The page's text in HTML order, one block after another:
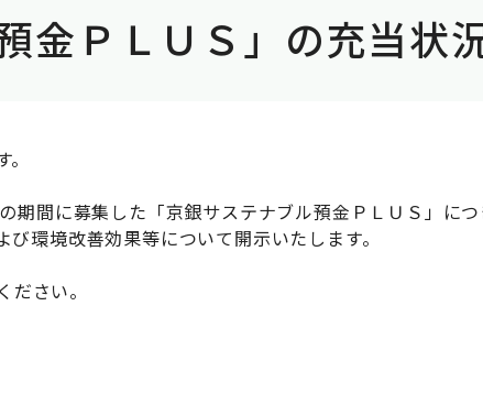
金ＰＬＵＳ」の充当状
間に募集した「京銀サステナブル預金ＰＬＵＳ」に
環境改善効果等について開示いたします。
ださい。